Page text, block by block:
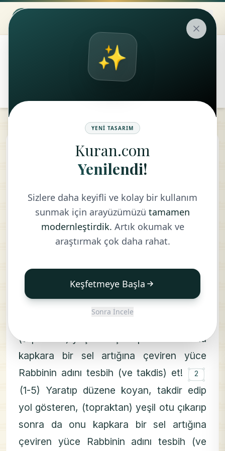
Ala Suresi
TÜRKÇE - DIYANET VAKFI
(1-5) Yaratıp düzene koyan, takdir edip
sonra da onu kapkara bir sel artığına
çeviren yüce Rabbinin adını tesbih (ve
takdis) et!۝
1
(1-5) Yaratıp düzene
(topraktan) yeşil otu çıkarıp sonra da onu
kapkara bir sel artığına çeviren yüce
Rabbinin adını tesbih (ve takdis) et! ۝
2
(1-5) Yaratıp düzene koyan, takdir edip
yol gösteren, (topraktan) yeşil otu çıkarıp
sonra da onu kapkara bir sel artığına
çeviren yüce Rabbinin adını tesbih (ve
✨
YENI TASARIM
Kuran.com
Yenilendi!
Sizlere daha keyifli ve kolay bir kullanım
sunmak için arayüzümüzü tamamen
modernleştirdik. Artık okumak ve
araştırmak çok daha rahat.
Keşfetmeye Başla
Sonra İncele